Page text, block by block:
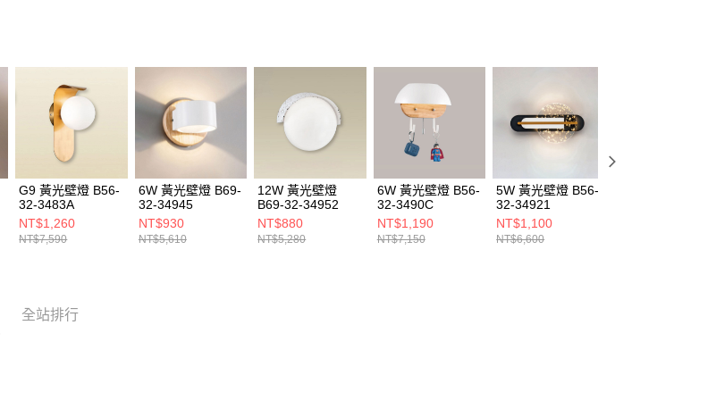
G9 黃光壁燈 B56-
32-3483A
NT$1,260
NT$7,590
6W 黃光壁燈 B69-
32-34945
NT$930
NT$5,610
12W 黃光壁燈
B69-32-34952
NT$880
NT$5,280
6W 黃光壁燈 B56-
32-3490C
NT$1,190
NT$7,150
5W 黃光壁燈 B56-
32-34921
NT$1,100
NT$6,600
全站排行